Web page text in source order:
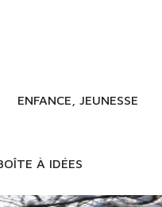
ENFANCE, JEUNESSE
À IDÉES